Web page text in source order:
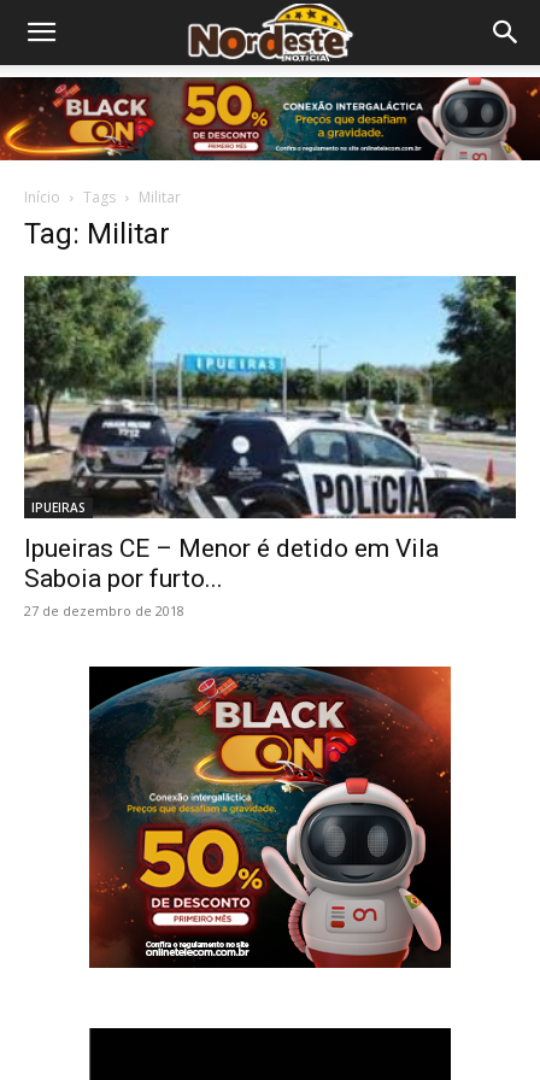
Início Tags Militar
Tag: Militar
IPUEIRAS
Ipueiras CE – Menor é detido em Vila
Saboia por furto...
27 de dezembro de 2018